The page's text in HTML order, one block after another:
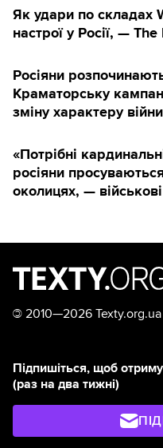
Як удари по складах
настрої у Росії, —
Росіяни
Краматорську
зміну характеру
«Потрібні
росіяни
околицях, — військові
© 2010—2026 Texty.org.ua
Підпишіться, щоб
(раз на два тижні)